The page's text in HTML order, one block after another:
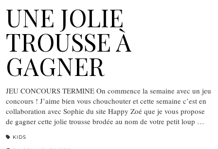
UNE JOLIE
TROUSSE À
GAGNER
JEU CONCOURS TERMINE On commence la semaine avec un jeu
concours ! J’aime bien vous chouchouter et cette semaine c’est en
collaboration avec Sophie du site Happy Zoé que je vous propose
de gagner cette jolie trousse brodée au nom de votre petit loup …
KIDS